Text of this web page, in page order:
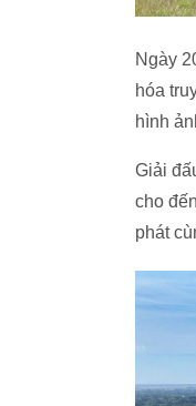
Ngày
hóa
hình
Giải
cho
phát